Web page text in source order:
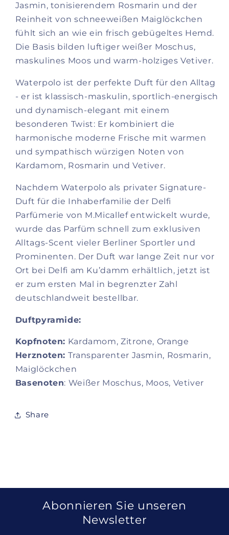
Jasmin, tonisierendem Rosmarin und der
Reinheit von schneeweißen Maiglöckchen
fühlt sich an wie ein frisch gebügeltes Hemd.
Die Basis bilden luftiger weißer Moschus,
maskulines Moos und warm-holziges Vetiver.
Waterpolo ist der perfekte Duft für den Alltag
- er ist klassisch-maskulin, sportlich-energisch
und dynamisch-elegant mit einem
besonderen Twist: Er kombiniert die
harmonische moderne Frische mit warmen
und sympathisch würzigen Noten von
Kardamom, Rosmarin und Vetiver.
Nachdem Waterpolo als privater Signature-
Duft für die Inhaberfamilie der Delfi
Parfümerie von M.Micallef entwickelt wurde,
wurde das Parfüm schnell zum exklusiven
Alltags-Scent vieler Berliner Sportler und
Prominenten. Der Duft war lange Zeit nur vor
Ort bei Delfi am Ku’damm erhältlich, jetzt ist
er zum ersten Mal in begrenzter Zahl
deutschlandweit bestellbar.
Duftpyramide:
Kopfnoten: Kardamom, Zitrone, Orange
Herznoten: Transparenter Jasmin, Rosmarin,
Maiglöckchen
Basenoten: Weißer Moschus, Moos, Vetiver
Share
Abonnieren Sie unseren
Newsletter